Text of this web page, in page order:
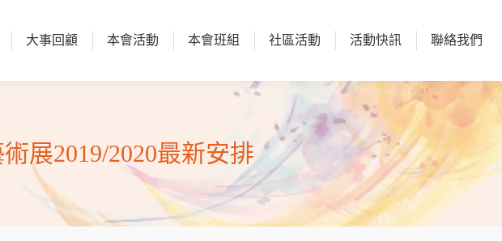
大事回顧 本會活動 本會班組 社區活動 活動快訊 聯絡我們
展2019/2020最新安排
大事回顧 本會活動 本會班組 社區活動 活動快訊 聯絡我們